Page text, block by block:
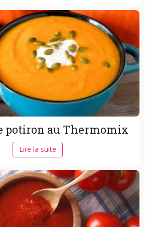
potiron au Thermomix
Lire la suite